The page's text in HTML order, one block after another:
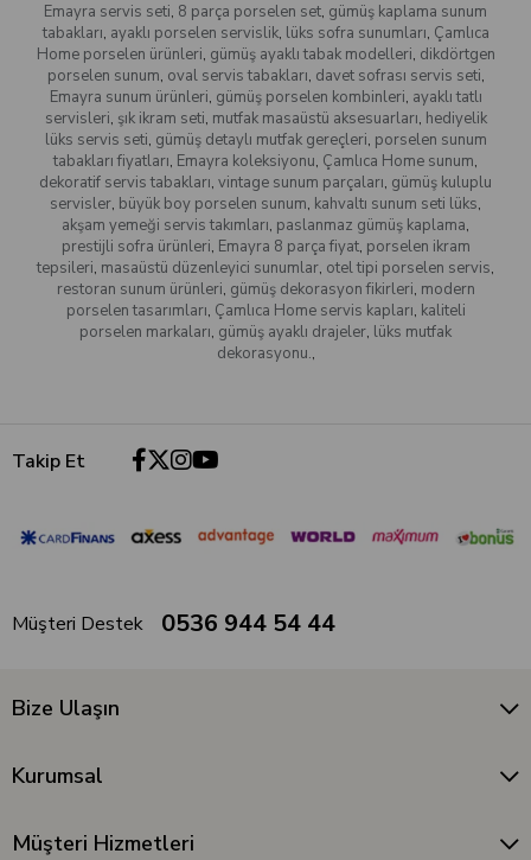
Emayra servis seti, 8 parça porselen set, gümüş kaplama sunum
tabakları, ayaklı porselen servislik, lüks sofra sunumları, Çamlıca
Home porselen ürünleri, gümüş ayaklı tabak modelleri, dikdörtgen
porselen sunum, oval servis tabakları, davet sofrası servis seti,
Emayra sunum ürünleri, gümüş porselen kombinleri, ayaklı tatlı
servisleri, şık ikram seti, mutfak masaüstü aksesuarları, hediyelik
lüks servis seti, gümüş detaylı mutfak gereçleri, porselen sunum
tabakları fiyatları, Emayra koleksiyonu, Çamlıca Home sunum,
dekoratif servis tabakları, vintage sunum parçaları, gümüş kuluplu
servisler, büyük boy porselen sunum, kahvaltı sunum seti lüks,
akşam yemeği servis takımları, paslanmaz gümüş kaplama,
prestijli sofra ürünleri, Emayra 8 parça fiyat, porselen ikram
tepsileri, masaüstü düzenleyici sunumlar, otel tipi porselen servis,
restoran sunum ürünleri, gümüş dekorasyon fikirleri, modern
porselen tasarımları, Çamlıca Home servis kapları, kaliteli
porselen markaları, gümüş ayaklı drajeler, lüks mutfak
dekorasyonu.,
Takip Et
Müşteri Destek 0536 944 54 44
Bize Ulaşın
Kurumsal
Müşteri Hizmetleri